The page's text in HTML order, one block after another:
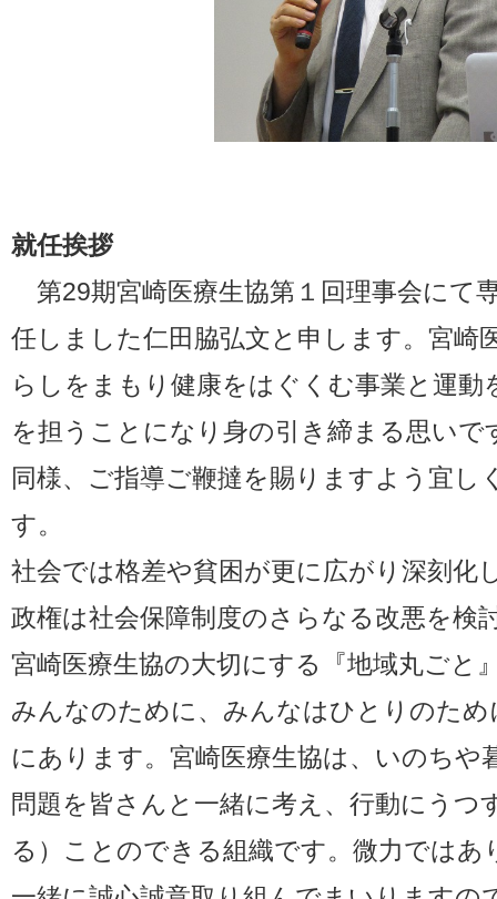
就任挨拶
第29期宮崎医療生協第１回理事会にて
任しました仁田脇弘文と申します。宮崎
らしをまもり健康をはぐくむ事業と運動
を担うことになり身の引き締まる思いで
同様、ご指導ご鞭撻を賜りますよう宜し
す。
社会では格差や貧困が更に広がり深刻化
政権は社会保障制度のさらなる改悪を検
宮崎医療生協の大切にする『地域丸ごと
みんなのために、みんなはひとりのた
にあります。宮崎医療生協は、いのちや
問題を皆さんと一緒に考え、行動にうつ
る）ことのできる組織です。微力ではあ